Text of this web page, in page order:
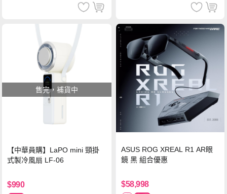
售完，補貨中
【中華員購】LaPO mini 頸掛
式製冷風扇 LF-06
$990
ASUS ROG XREAL R1 AR眼
鏡 黑 組合優惠
$58,998